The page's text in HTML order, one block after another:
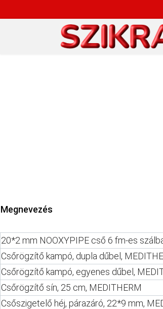
Megnevezés
20*2 mm NOOXYPIPE cső 6 fm-es
Csőrögzítő kampó, dupla dűbel,
Csőrögzítő kampó, egyenes dűbel,
Csőrögzítő sín, 25 cm, MEDITHERM
Csőszigetelő héj, párazáró, 22*9 mm,